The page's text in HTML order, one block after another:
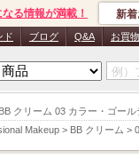
クリーム 03 カラー・ゴール
Makeup > BB クリーム >
る情報が満載！ 新
ド ブログ Q&A お買物